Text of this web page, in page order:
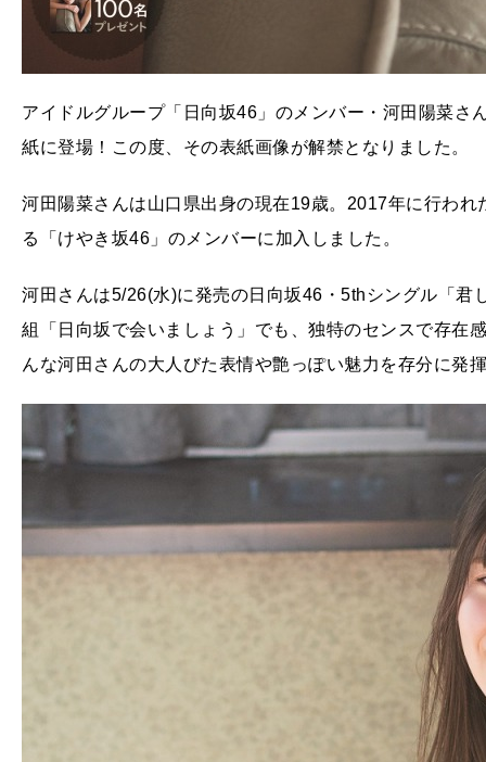
アイドルグループ「日向坂46」のメンバー・河田陽菜
紙に登場！この度、その表紙画像が解禁となりました。
河田陽菜さんは山口県出身の現在19歳。2017年に行わ
る「けやき坂46」のメンバーに加入しました。
河田さんは5/26(水)に発売の日向坂46・5thシングル「君
組「日向坂で会いましょう」でも、独特のセンスで存在
んな河田さんの大人びた表情や艶っぽい魅力を存分に発